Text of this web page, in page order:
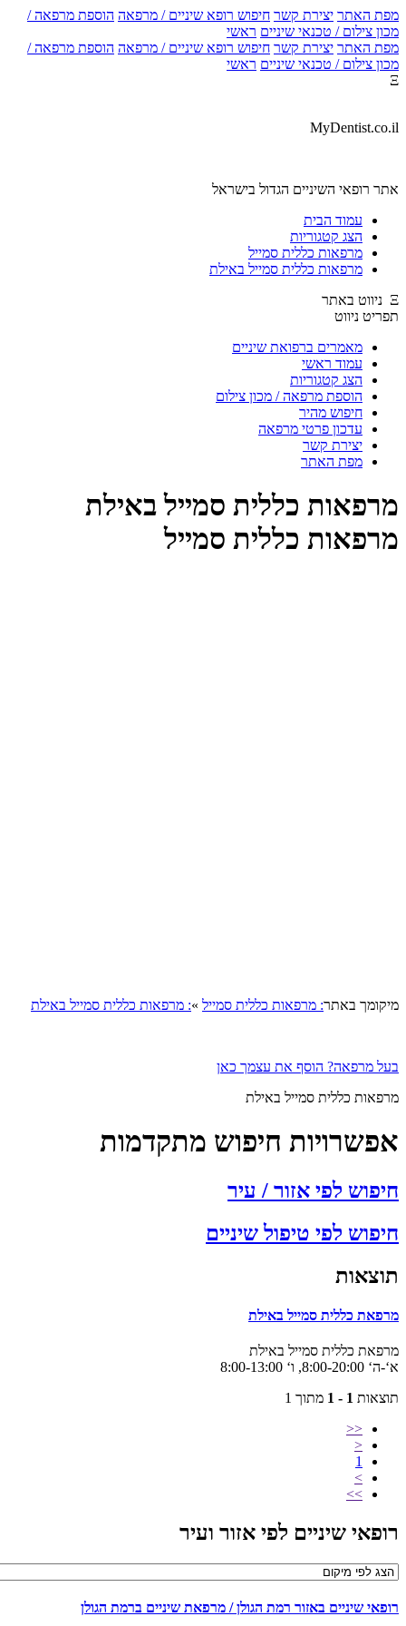
האתר יצירת קשר חיפוש רופא שיניים / מרפאה הוספת מרפאה /
צילום / טכנאי שיניים ראשי
האתר יצירת קשר חיפוש רופא שיניים / מרפאה הוספת מרפאה /
צילום / טכנאי שיניים ראשי
רופאי השיניים הגדול בישראל
עמוד הבית
הצג קטגוריות
מרפאות כללית סמייל
מרפאות כללית סמייל באילת
ניווט
מאמרים ברפואת שיניים
עמוד ראשי
הצג קטגוריות
הוספת מרפאה / מכון צילום
חיפוש מהיר
עדכון פרטי מרפאה
יצירת קשר
מפת האתר
כללית סמייל באילת
כללית סמייל
באתר: מרפאות כללית סמייל»: מרפאות כללית סמייל באילת
מרפאה? הוסף את עצמך כאן
כללית סמייל באילת
חיפוש מתקדמות
לפי אזור / עיר
לפי טיפול שיניים
כללית סמייל באילת
כללית סמייל באילת
ו‘ 8:00-13:00
1 - 1
מתוך 1
<<
<
1
>
>>
שיניים לפי אזור ועיר
שיניים באזור רמת הגולן / מרפאת שיניים ברמת הגולן